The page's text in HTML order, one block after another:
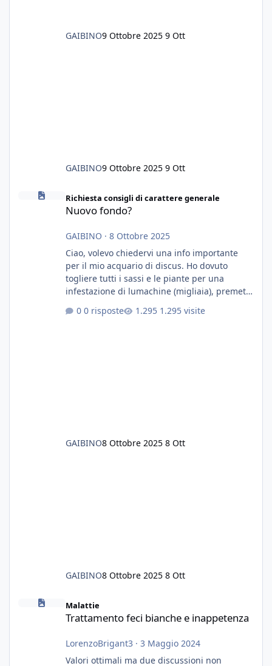
GAIBINO9 Ottobre 2025 9 Ott
GAIBINO9 Ottobre 2025 9 Ott
Nuovo fondo?
Richiesta consigli di carattere generale
Nuovo fondo?
GAIBINO · 8 Ottobre 2025
Ciao, volevo chiedervi una info importante
per il mio acquario di discus. Ho dovuto
togliere tutti i sassi e le piante per una
infestazione di lumachine (migliaia), premetto
cardinali, e tre pulitori in una vasca con 200
0 risposte 1.295 visite
GAIBINO8 Ottobre 2025 8 Ott
GAIBINO8 Ottobre 2025 8 Ott
Malattie
Trattamento feci bianche e inappetenza
LorenzoBrigant3 · 3 Maggio 2024
Valori ottimali ma due discussioni non